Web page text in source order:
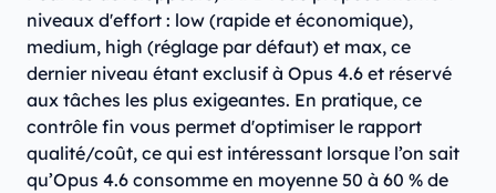
niveaux d'effort : low (rapide et économique),
medium, high (réglage par défaut) et max, ce
dernier niveau étant exclusif à Opus 4.6 et réservé
aux tâches les plus exigeantes. En pratique, ce
contrôle fin vous permet d'optimiser le rapport
qualité/coût, ce qui est intéressant lorsque l’on sait
qu’Opus 4.6 consomme en moyenne 50 à 60 % de